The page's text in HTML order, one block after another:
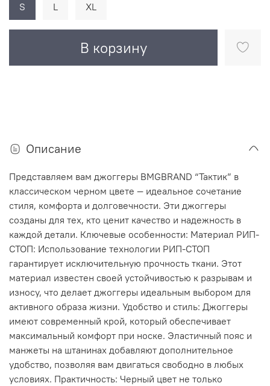
В корзину
S L XL
Описание
Представляем вам джоггеры BMGBRAND “Тактик” в
классическом черном цвете — идеальное сочетание
стиля, комфорта и долговечности. Эти джоггеры
созданы для тех, кто ценит качество и надежность в
каждой детали. Ключевые особенности: Материал РИП-
СТОП: Использование технологии РИП-СТОП
гарантирует исключительную прочность ткани. Этот
материал известен своей устойчивостью к разрывам и
износу, что делает джоггеры идеальным выбором для
активного образа жизни. Удобство и стиль: Джоггеры
имеют современный крой, который обеспечивает
максимальный комфорт при носке. Эластичный пояс и
манжеты на штанинах добавляют дополнительное
удобство, позволяя вам двигаться свободно в любых
условиях. Практичность: Черный цвет не только